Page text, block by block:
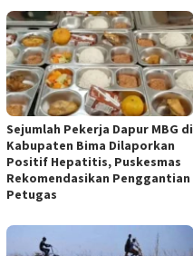
Sejumlah Pekerja Dapur MBG di
Kabupaten Bima Dilaporkan
Positif Hepatitis, Puskesmas
Rekomendasikan Penggantian
Petugas